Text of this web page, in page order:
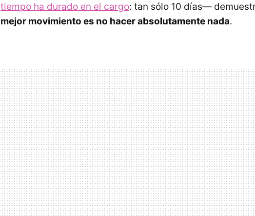
tiempo ha durado en el cargo: tan sólo 10 días—
mejor movimiento es no hacer absolutamente nada.